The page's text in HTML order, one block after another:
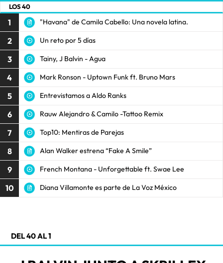
LOS 40
1 "Havana" de Camila Cabello: Una novela latina.
2 Un reto por 5 días
3 Tainy, J Balvin - Agua
4 Mark Ronson - Uptown Funk ft. Bruno Mars
5 Entrevistamos a Aldo Ranks
6 Rauw Alejandro & Camilo -Tattoo Remix
7 Top10: Mentiras de Parejas
8 Alan Walker estrena “Fake A Smile”
9 French Montana - Unforgettable ft. Swae Lee
10 Diana Villamonte es parte de La Voz México
DEL 40 AL 1